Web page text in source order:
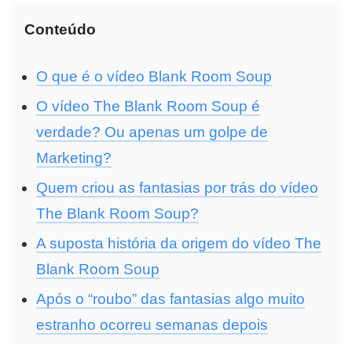
Conteúdo
O que é o vídeo Blank Room Soup
O vídeo The Blank Room Soup é
verdade? Ou apenas um golpe de
Marketing?
Quem criou as fantasias por trás do vídeo
The Blank Room Soup?
A suposta história da origem do vídeo The
Blank Room Soup
Após o “roubo” das fantasias algo muito
estranho ocorreu semanas depois